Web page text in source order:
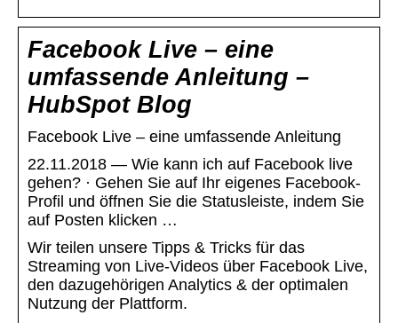
Facebook Live – eine
umfassende Anleitung –
HubSpot Blog
Facebook Live – eine umfassende Anleitung
22.11.2018 — Wie kann ich auf Facebook live
gehen? · Gehen Sie auf Ihr eigenes Facebook-
Profil und öffnen Sie die Statusleiste, indem Sie
auf Posten klicken …
Wir teilen unsere Tipps & Tricks für das
Streaming von Live-Videos über Facebook Live,
den dazugehörigen Analytics & der optimalen
Nutzung der Plattform.